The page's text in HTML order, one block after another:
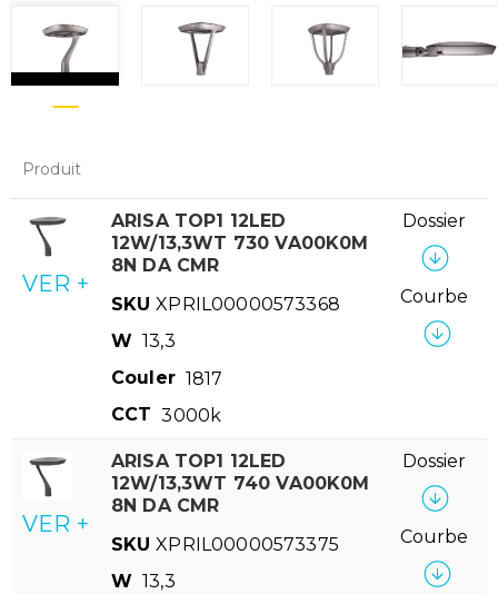
Produit
VER +
ARISA TOP1 12LED
12W/13,3WT 730 VA00K0M
8N DA CMR
SKU XPRIL00000573368
W 13,3
Couler 1817
CCT 3000k
Dossier
Courbe
VER +
ARISA TOP1 12LED
12W/13,3WT 740 VA00K0M
8N DA CMR
SKU XPRIL00000573375
W 13,3
Dossier
Courbe